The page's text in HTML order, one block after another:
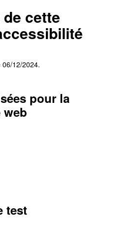
cette
06/12/2024.
pour la
test